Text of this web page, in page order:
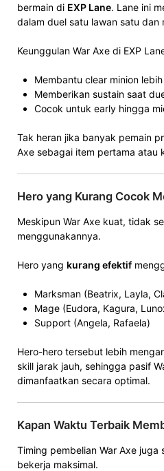
bermain di EXP Lane. Lane ini
dalam duel satu lawan satu dan
Keunggulan War Axe di EXP
Membantu clear minion
Memberikan sustain saat
Cocok untuk early hingga
Tak heran jika banyak pemain
Axe sebagai item pertama atau
Hero yang Kurang Cocok
Meskipun War Axe kuat, tidak
menggunakannya.
Hero yang kurang efektif
Marksman (Beatrix, Layla,
Mage (Eudora, Kagura,
Support (Angela, Rafaela)
Hero-hero tersebut lebih
skill jarak jauh, sehingga pasif
dimanfaatkan secara optimal.
Kapan Waktu Terbaik
Timing pembelian War Axe
bekerja maksimal.